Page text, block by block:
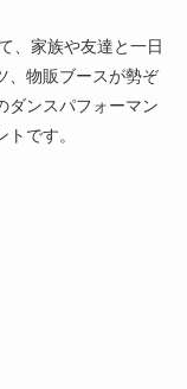
、家族や友達と一日
、物販ブースが勢ぞ
ダンスパフォーマン
です。